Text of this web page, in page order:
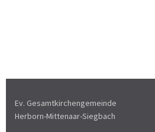
Ev. Gesamtkirchengemeinde
Herborn-Mittenaar-Siegbach